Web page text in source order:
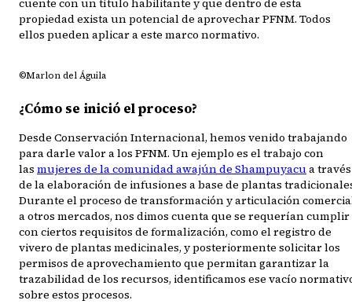
cuente con un título habilitante y que dentro de esta
propiedad exista un potencial de aprovechar PFNM. Todos
ellos pueden aplicar a este marco normativo.
©Marlon del Águila
¿Cómo se inició el proceso?
Desde Conservación Internacional, hemos venido trabajando
para darle valor a los PFNM. Un ejemplo es el trabajo con
las mujeres de la comunidad awajún de Shampuyacua través
de la elaboración de infusiones a base de plantas
Durante el proceso de transformación y articulación
a otros mercados, nos dimos cuenta que se requerían cumplir
con ciertos requisitos de formalización, como el registro de
vivero de plantas medicinales, y posteriormente solicitar los
permisos de aprovechamiento que permitan garantizar la
trazabilidad de los recursos, identificamos ese vacío
sobre estos procesos.